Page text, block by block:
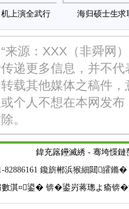
上演全武行 海归硕士生求
来源：XXX（非舜网
递更多信息，并不
载其他媒体之稿件
个人不想在本网发
。
鍏充簬鑸滅綉- 骞垮憡鏈
鑱旂郴浜猴細閮皬鏅
數淇¤鍙� 锛�鍙岃蒋璁よ瘉锛�